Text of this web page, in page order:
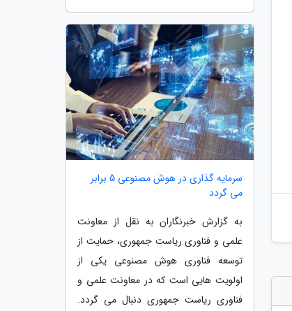
سرمایه گذاری در هوش مصنوعی 5 برابر
می گردد
به گزارش خبرنگاران به نقل از معاونت
علمی و فناوری ریاست جمهوری، حمایت از
توسعه فناوری هوش مصنوعی یکی از
اولویت هایی است که در معاونت علمی و
فناوری ریاست جمهوری دنبال می گردد.